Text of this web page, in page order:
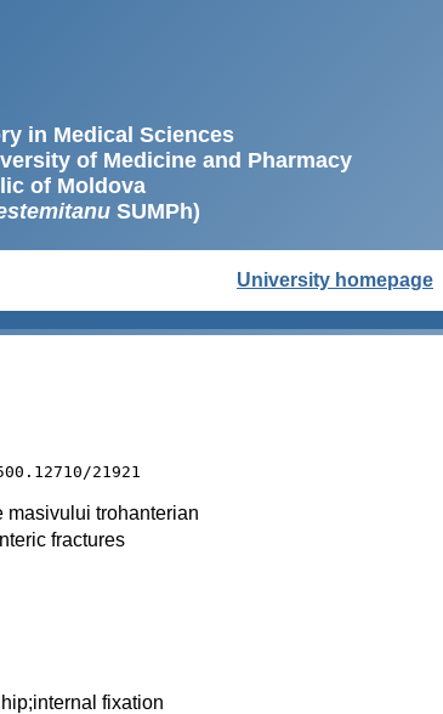
in Medical Sciences
of Medicine and Pharmacy
of Moldova
SUMPh)
University homepage
21921
masivului trohanterian
fractures
fixation